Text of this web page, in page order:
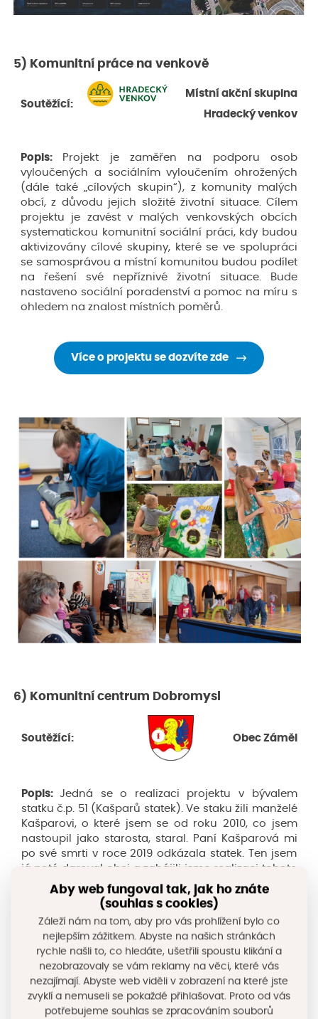
5) Komunitní práce na venkově
Soutěžící:
Místní akční skupina
Hradecký venkov
Popis:
Projekt je zaměřen na podporu osob
vyloučených a sociálním vyloučením ohrožených
(dále také „cílových skupin“), z komunity malých
obcí, z důvodu jejich složité životní situace. Cílem
projektu je zavést v malých venkovských obcích
systematickou komunitní sociální práci, kdy budou
aktivizovány cílové skupiny, které se ve spolupráci
se samosprávou a místní komunitou budou podílet
na řešení své nepříznivé životní situace. Bude
nastaveno sociální poradenství a pomoc na míru s
ohledem na znalost místních poměrů.
Více o projektu se dozvíte zde
6) Komunitní centrum Dobromysl
Soutěžící: Obec Záměl
Popis:Jedná se o realizaci projektu v bývalem
statku č.p. 51 (Kašparů statek). Ve staku žili manželé
Kašparovi, o které jsem se od roku 2010, co jsem
nastoupil jako starosta, staral. Paní Kašparová mi
po své smrti v roce 2019 odkázala statek. Ten jsem
já poté daroval obci a zahájili jsme realizaci tohoto
projektu. Ve spolupráci s MAS Splav jsme
relalizovali projekt Zahrady u Splavu. Součástí
tohoto projektu je i zahradní terapie. V roce 2021
jsme certifikovali přírodní zahradu. V roce 2022
proběhla díky dotacím IROP a OP ŽP rekonstrukce
zázemí komunitního. Nyní v centru probíhá projekt
ve spolupráci s MAS Splav. Součástí projektu je
pravidelná práce s Charitou Rychnov a s
postiženými z Kvasin. Dále na zahradě funguje
Aby web fungoval tak, jak ho znáte
(souhlas s cookies)
Záleží nám na tom, aby pro vás prohlížení bylo co
nejlepším zážitkem. Abyste na našich stránkách
rychle našli to, co hledáte, ušetřili spoustu klikání a
nezobrazovaly se vám reklamy na věci, které vás
nezajímají. Abyste web viděli v zobrazení na které jste
zvyklí a nemuseli se pokaždé přihlašovat. Proto od vás
potřebujeme souhlas se zpracováním souborů